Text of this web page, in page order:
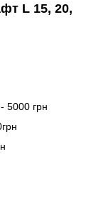
L 15, 20,
5000 грн